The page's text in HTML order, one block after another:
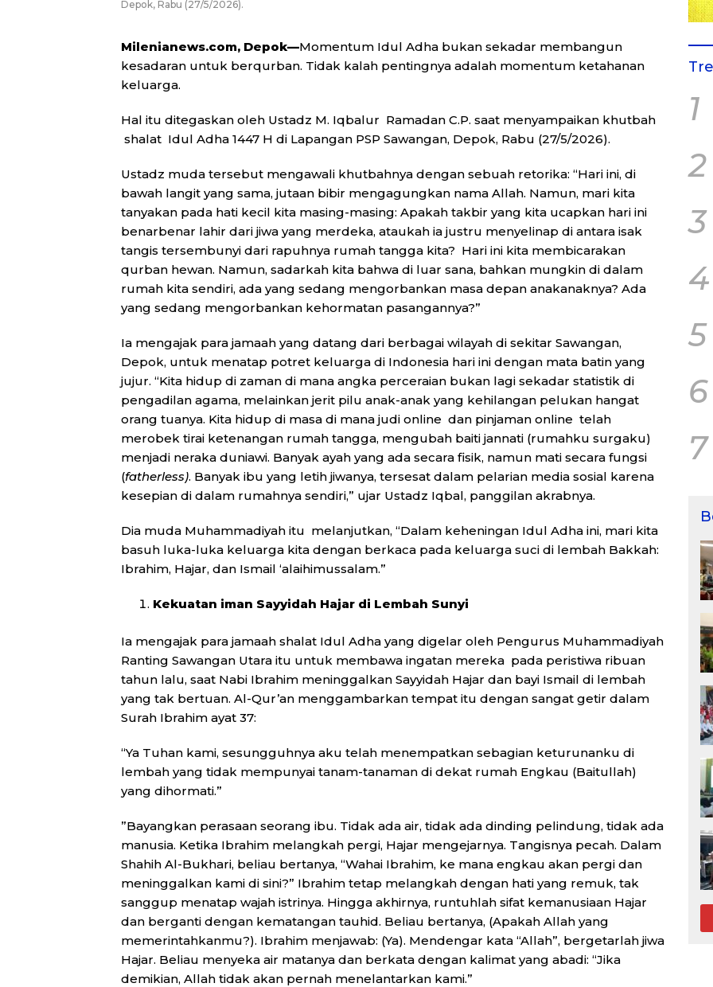
Depok, Rabu (27/5/2026).
Milenianews.com, Depok—Momentum Idul Adha bukan sekadar membangun
kesadaran untuk berqurban. Tidak kalah pentingnya adalah momentum ketahanan
keluarga.
Hal itu ditegaskan oleh Ustadz M. Iqbalur Ramadan C.P. saat menyampaikan khutbah
shalat Idul Adha 1447 H di Lapangan PSP Sawangan, Depok, Rabu (27/5/2026).
Ustadz muda tersebut mengawali khutbahnya dengan sebuah retorika: “Hari ini, di
bawah langit yang sama, jutaan bibir mengagungkan nama Allah. Namun, mari kita
tanyakan pada hati kecil kita masing-masing: Apakah takbir yang kita ucapkan hari ini
benarbenar lahir dari jiwa yang merdeka, ataukah ia justru menyelinap di antara isak
tangis tersembunyi dari rapuhnya rumah tangga kita? Hari ini kita membicarakan
qurban hewan. Namun, sadarkah kita bahwa di luar sana, bahkan mungkin di dalam
rumah kita sendiri, ada yang sedang mengorbankan masa depan anakanaknya? Ada
yang sedang mengorbankan kehormatan pasangannya?”
Ia mengajak para jamaah yang datang dari berbagai wilayah di sekitar Sawangan,
Depok, untuk menatap potret keluarga di Indonesia hari ini dengan mata batin yang
jujur. “Kita hidup di zaman di mana angka perceraian bukan lagi sekadar statistik di
pengadilan agama, melainkan jerit pilu anak-anak yang kehilangan pelukan hangat
orang tuanya. Kita hidup di masa di mana judi online dan pinjaman online telah
merobek tirai ketenangan rumah tangga, mengubah baiti jannati (rumahku surgaku)
menjadi neraka duniawi. Banyak ayah yang ada secara fisik, namun mati secara fungsi
(fatherless). Banyak ibu yang letih jiwanya, tersesat dalam pelarian media sosial karena
kesepian di dalam rumahnya sendiri,” ujar Ustadz Iqbal, panggilan akrabnya.
Dia muda Muhammadiyah itu melanjutkan, “Dalam keheningan Idul Adha ini, mari kita
basuh luka-luka keluarga kita dengan berkaca pada keluarga suci di lembah Bakkah:
Ibrahim, Hajar, dan Ismail ‘alaihimussalam.”
Kekuatan iman Sayyidah Hajar di Lembah Sunyi
Ia mengajak para jamaah shalat Idul Adha yang digelar oleh Pengurus Muhammadiyah
Ranting Sawangan Utara itu untuk membawa ingatan mereka pada peristiwa ribuan
tahun lalu, saat Nabi Ibrahim meninggalkan Sayyidah Hajar dan bayi Ismail di lembah
yang tak bertuan. Al-Qur’an menggambarkan tempat itu dengan sangat getir dalam
Surah Ibrahim ayat 37:
“Ya Tuhan kami, sesungguhnya aku telah menempatkan sebagian keturunanku di
lembah yang tidak mempunyai tanam-tanaman di dekat rumah Engkau (Baitullah)
yang dihormati.”
”Bayangkan perasaan seorang ibu. Tidak ada air, tidak ada dinding pelindung, tidak ada
manusia. Ketika Ibrahim melangkah pergi, Hajar mengejarnya. Tangisnya pecah. Dalam
Shahih Al-Bukhari, beliau bertanya, “Wahai Ibrahim, ke mana engkau akan pergi dan
meninggalkan kami di sini?” Ibrahim tetap melangkah dengan hati yang remuk, tak
sanggup menatap wajah istrinya. Hingga akhirnya, runtuhlah sifat kemanusiaan Hajar
dan berganti dengan kematangan tauhid. Beliau bertanya, (Apakah Allah yang
memerintahkanmu?). Ibrahim menjawab: (Ya). Mendengar kata “Allah”, bergetarlah jiwa
Hajar. Beliau menyeka air matanya dan berkata dengan kalimat yang abadi: “Jika
demikian, Allah tidak akan pernah menelantarkan kami.”
1
2
3
4
5
6
7